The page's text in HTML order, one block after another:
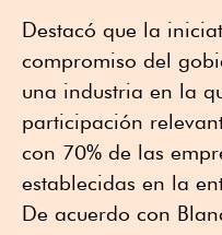
Destacó que la
compromiso del
una industria en la
participación
con 70% de las
establecidas en la
De acuerdo con